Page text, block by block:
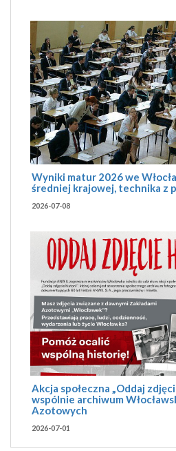
Wyniki matur 2026 we
średniej krajowej, technika z
2026-07-08
Akcja społeczna „Oddaj
wspólnie archiwum
Azotowych
2026-07-01